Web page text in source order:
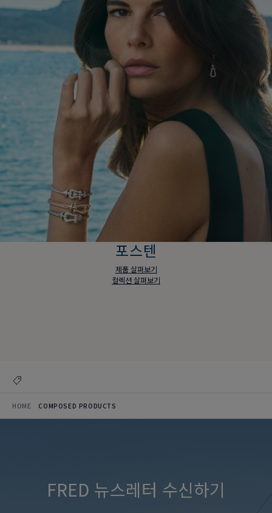
포스텐
제품 살펴보기
컬렉션 살펴보기
HOME COMPOSED PRODUCTS
FRED 뉴스레터 수신하기